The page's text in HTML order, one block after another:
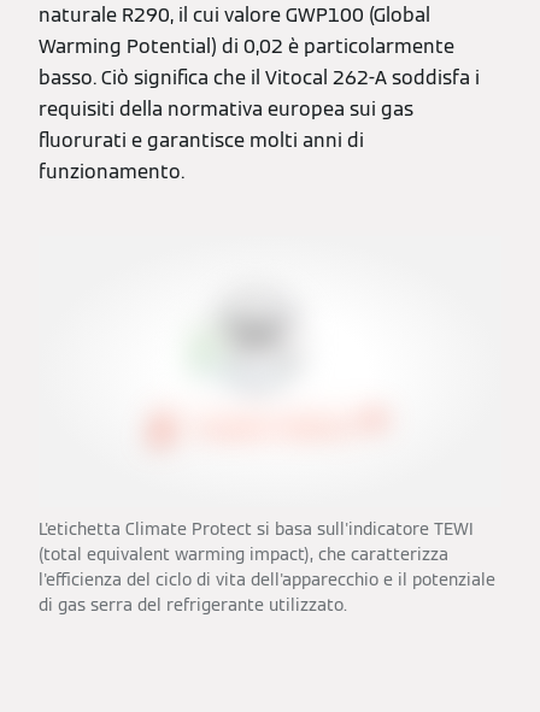
naturale R290, il cui valore GWP100 (Global
Warming Potential) di 0,02 è particolarmente
basso. Ciò significa che il Vitocal 262-A soddisfa i
requisiti della normativa europea sui gas
fluorurati e garantisce molti anni di
funzionamento.
L'etichetta Climate Protect si basa sull'indicatore TEWI
(total equivalent warming impact), che caratterizza
l'efficienza del ciclo di vita dell'apparecchio e il potenziale
di gas serra del refrigerante utilizzato.